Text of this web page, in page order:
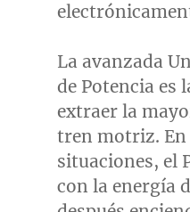
La avanzada
de Potencia es
extraer la
tren motriz. En
situaciones, el
con la energía